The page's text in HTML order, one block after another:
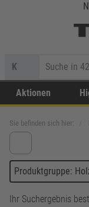
K
Aktionen
Sie befinden sich hier:
Produktgruppe:
Ihr Suchergebnis